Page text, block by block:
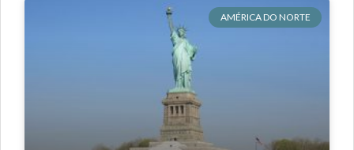
AMÉRICA DO NORTE